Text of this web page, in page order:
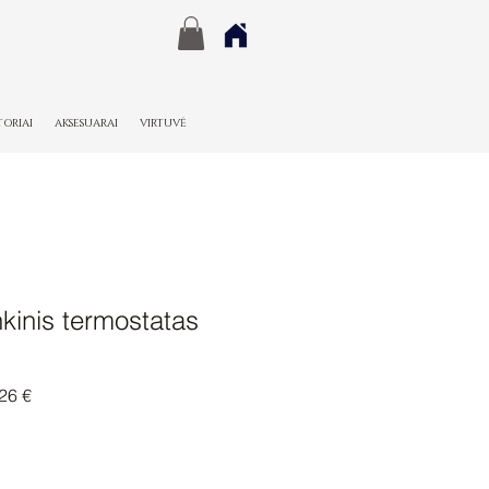
AKSESUARAI VIRTUVĖ
termostatas
€Pardavimo